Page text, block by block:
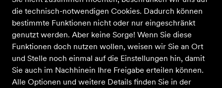
die technisch-notwendigen Cookies. Dadurch können
bestimmte Funktionen nicht oder nur eingeschränkt
genutzt werden. Aber keine Sorge! Wenn Sie diese
Funktionen doch nutzen wollen, weisen wir Sie an Ort
und Stelle noch einmal auf die Einstellungen hin, damit
Sie auch im Nachhinein Ihre Freigabe erteilen können.
Alle Optionen und weitere Details finden Sie in der
nachsteht. Dafür hat Stefan Hiester gesorgt und im
letzten Jahr viel Zeit damit verbracht, den Weg neu
zu präparieren und auszuschildern. Der Felsenweg
ist in erster Linie mit gelben Punkten, einem gelben
F oder mit Holzschildern auf denen ein F steht
markiert.